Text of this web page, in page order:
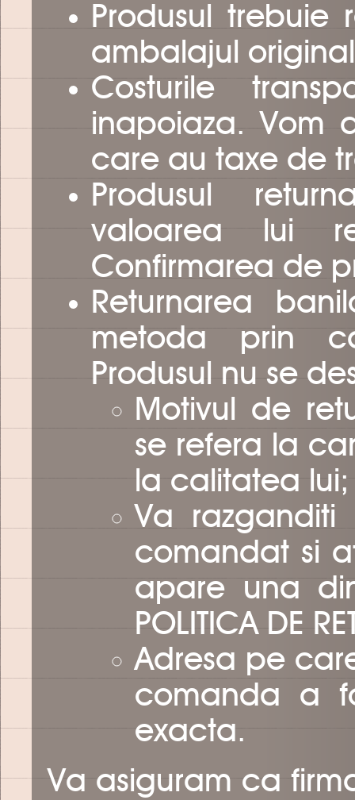
Produsul
ambalajul
Costurile
inapoiaza. Vom
care au taxe de
Produsul
valoarea lui
Confirmarea de
Returnarea
metoda prin
Produsul nu se
Motivul de
se refera la
la calitatea lui;
Va
comandat si
apare una
POLITICA DE
Adresa pe
comanda a
exacta.
Va asiguram ca